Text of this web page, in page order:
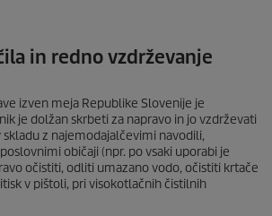
in redno vzdrževanje
izven meja Republike Slovenije je
je dolžan skrbeti za napravo in jo vzdrževati
z najemodajalčevimi navodili,
običaji (npr. po vsaki uporabi je
očistiti, odliti umazano vodo, očistiti krtače
v pištoli, pri visokotlačnih čistilnih